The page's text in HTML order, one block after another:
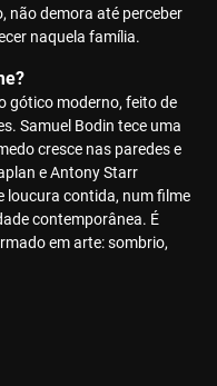
não demora até perceber
naquela família.
gótico moderno, feito de
Samuel Bodin tece uma
cresce nas paredes e
e Antony Starr
loucura contida, num filme
contemporânea. É
em arte: sombrio,